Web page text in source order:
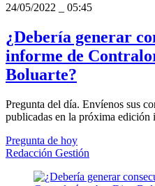
24/05/2022
05:45
¿Debería generar
informe de
Boluarte?
Pregunta del día. Envíenos sus
publicadas en la próxima edición
Pregunta de hoy
Redacción Gestión